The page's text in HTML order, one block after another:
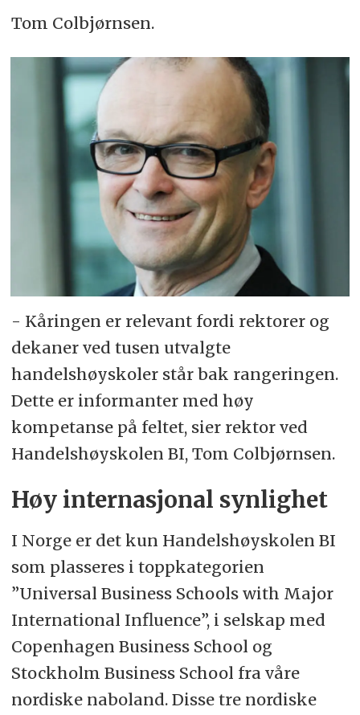
Tom Colbjørnsen.
- Kåringen er relevant fordi rektorer og
dekaner ved tusen utvalgte
handelshøyskoler står bak rangeringen.
Dette er informanter med høy
kompetanse på feltet, sier rektor ved
Handelshøyskolen BI, Tom Colbjørnsen.
Høy internasjonal synlighet
I Norge er det kun Handelshøyskolen BI
som plasseres i toppkategorien
”Universal Business Schools with Major
International Influence”, i selskap med
Copenhagen Business School og
Stockholm Business School fra våre
nordiske naboland. Disse tre nordiske